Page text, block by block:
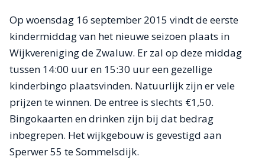
Op woensdag 16 september 2015 vindt de eerste
kindermiddag van het nieuwe seizoen plaats in
Wijkvereniging de Zwaluw. Er zal op deze middag
tussen 14:00 uur en 15:30 uur een gezellige
kinderbingo plaatsvinden. Natuurlijk zijn er vele
prijzen te winnen. De entree is slechts €1,50.
Bingokaarten en drinken zijn bij dat bedrag
inbegrepen. Het wijkgebouw is gevestigd aan
Sperwer 55 te Sommelsdijk.